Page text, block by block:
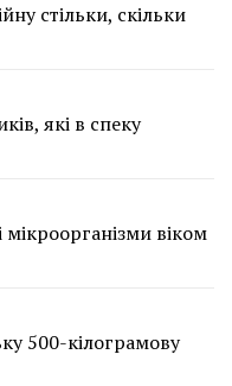
стільки, скільки
які в спеку
мікроорганізми віком
500-кілограмову